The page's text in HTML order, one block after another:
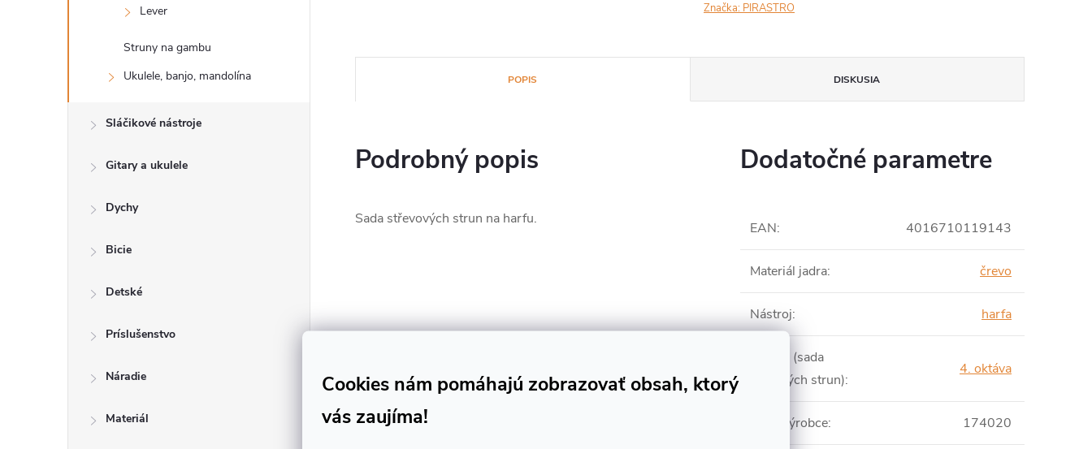
Cookies nám pomáhajú zobrazovať obsah, ktorý
vás zaujíma!
Lever
Struny na gambu
Ukulele, banjo, mandolína
Sláčikové nástroje
Gitary a ukulele
Dychy
Bicie
Detské
Príslušenstvo
Náradie
Materiál
Značka: PIRASTRO
POPIS DISKUSIA
Podrobný popis
Sada střevových strun na harfu.
Dodatočné parametre
EAN: 4016710119143
Materiál jadra: črevo
Nástroj: harfa
Oktáva (sada
harfových strun):
4. oktáva
Číslo výrobce: 174020